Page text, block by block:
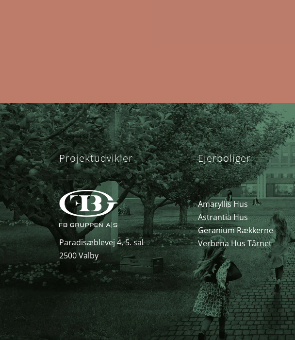
Projektudvikler
Paradisæblevej 4, 5. sal
2500 Valby
Ejerboliger
Amaryllis Hus
Astrantia Hus
Geranium Rækkerne
Verbena Hus Tårnet